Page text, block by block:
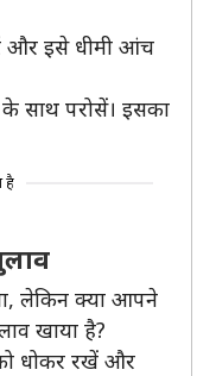
और इसे धीमी आंच
के साथ परोसें। इसका
है
लेकिन क्या आपने
खाया है?
धोकर रखें और